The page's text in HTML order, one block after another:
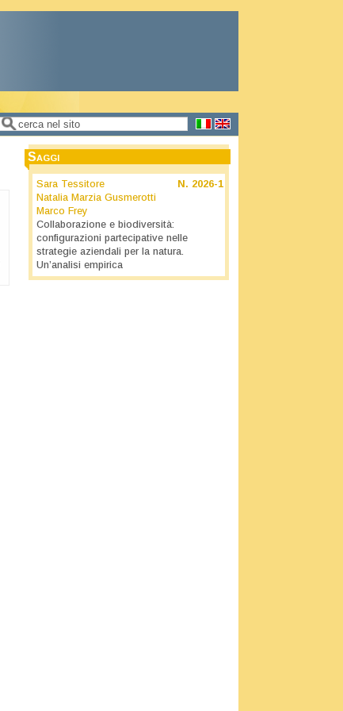
Form di ricerca
Cerca
Saggi
N. 2026-1
Sara Tessitore
Natalia Marzia Gusmerotti
Marco Frey
Collaborazione e biodiversità:
configurazioni partecipative nelle
strategie aziendali per la natura.
Un’analisi empirica